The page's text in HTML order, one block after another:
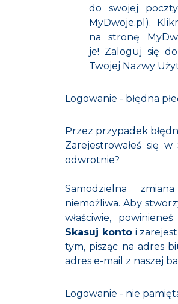
do swojej
MyDwoje.pl).
na stronę
je! Zaloguj się
Twojej Nazwy
Logowanie - błędna
Przez przypadek
Zarejestrowałeś się
odwrotnie?
Samodzielna
niemożliwa. Aby
właściwie,
Skasuj kontoi
tym, pisząc na adres
adres e-mail z naszej
Logowanie - nie